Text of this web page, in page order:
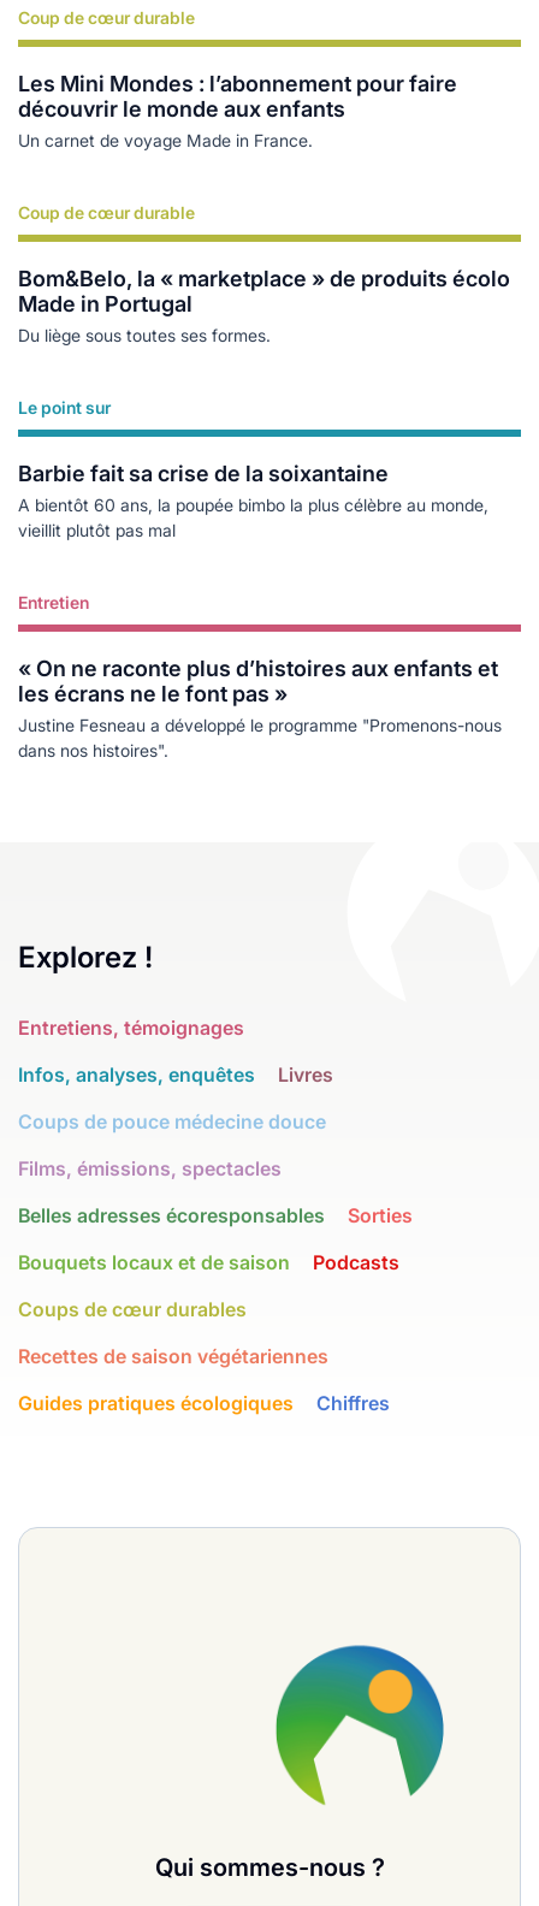
Coup de cœur durable
Les Mini Mondes : l’abonnement pour faire
découvrir le monde aux enfants
Un carnet de voyage Made in France.
Lire plus
Coup de cœur durable
Bom&Belo, la « marketplace » de produits écolo
Made in Portugal
Du liège sous toutes ses formes.
Lire plus
Le point sur
Barbie fait sa crise de la soixantaine
A bientôt 60 ans, la poupée bimbo la plus célèbre au monde,
vieillit plutôt pas mal
Lire plus
Entretien
« On ne raconte plus d’histoires aux enfants et
les écrans ne le font pas »
Justine Fesneau a développé le programme "Promenons-nous
dans nos histoires".
Lire plus
Explorez !
Entretiens, témoignages
Infos, analyses, enquêtes
Livres
Coups de pouce médecine douce
Films, émissions, spectacles
Belles adresses écoresponsables
Sorties
Bouquets locaux et de saison
Podcasts
Coups de cœur durables
Recettes de saison végétariennes
Guides pratiques écologiques
Chiffres
Qui sommes-nous ?